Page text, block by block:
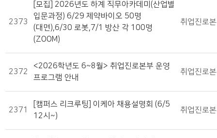
2373
[모집] 2026년도 하계 직무아카데미(산업별
입문과정) 6/29 제약바이오 50명
(대면),6/30 로봇,7/1 방산 각 100명
(ZOOM)
취업진로
2372
<2026학년도 6~8월> 취업진로본부 운영
프로그램 안내
취업진로
2371
[캠퍼스 리크루팅] 이케아 채용설명회 (6/5
12시~)
취업진로